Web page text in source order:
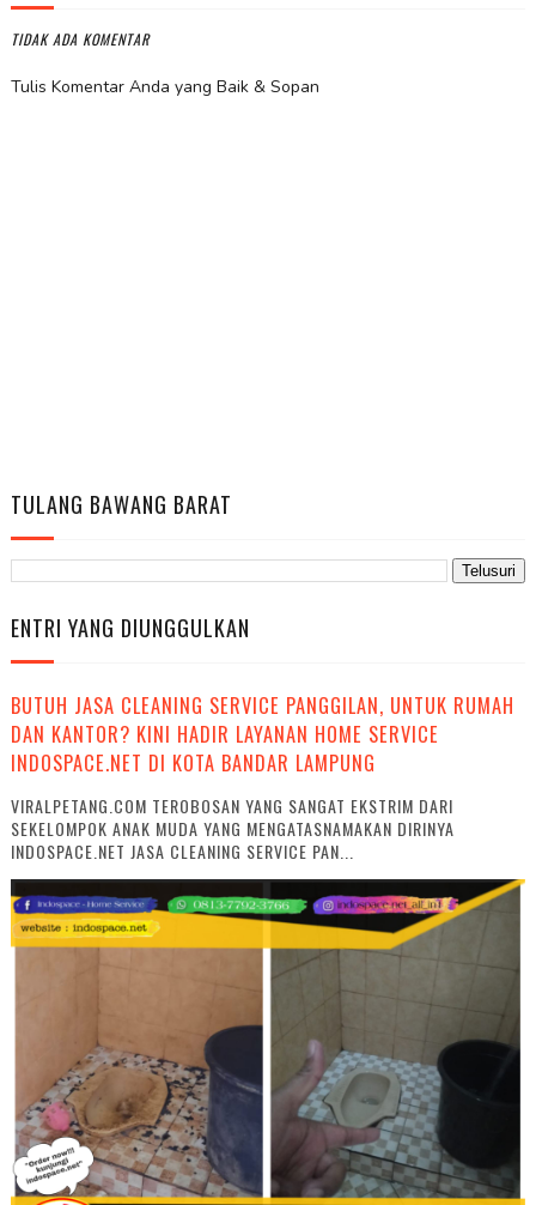
TIDAK ADA KOMENTAR
Tulis Komentar Anda yang Baik & Sopan
TULANG BAWANG BARAT
ENTRI YANG DIUNGGULKAN
BUTUH JASA CLEANING SERVICE PANGGILAN, UNTUK RUMAH
DAN KANTOR? KINI HADIR LAYANAN HOME SERVICE
INDOSPACE.NET DI KOTA BANDAR LAMPUNG
VIRALPETANG.COM TEROBOSAN YANG SANGAT EKSTRIM DARI
SEKELOMPOK ANAK MUDA YANG MENGATASNAMAKAN DIRINYA
INDOSPACE.NET JASA CLEANING SERVICE PAN...